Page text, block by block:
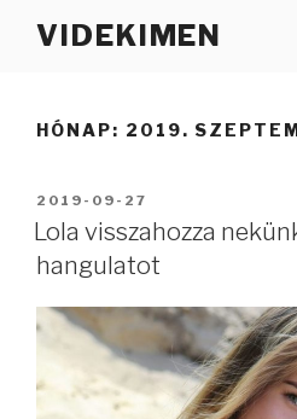
VIDEKIMEN
HÓNAP: 2019.
BEKÜLDVE:
2019-09-27
Lola visszahozza
hangulatot